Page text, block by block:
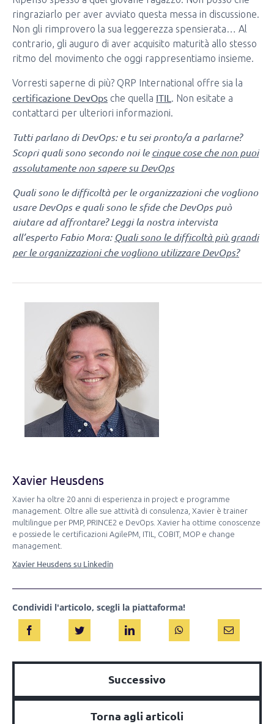
ringraziarlo per aver avviato questa messa in discussione.
Non gli rimprovero la sua leggerezza spensierata… Al
contrario, gli auguro di aver acquisito maturità allo stesso
ritmo del movimento che oggi rappresentiamo insieme.
Vorresti saperne di più? QRP International offre sia la
certificazione DevOps che quella ITIL . Non esitate a
contattarci per ulteriori informazioni.
Tutti parlano di DevOps: e tu sei pronto/a a parlarne?
Scopri quali sono secondo noi lecinque cose che non puoi
assolutamente non sapere su DevOps
Quali sono le difficoltà per le organizzazioni che vogliono
usare DevOps e quali sono le sfide che DevOps può
aiutare ad affrontare? Leggi la nostra intervista
all’esperto Fabio Mora: Quali sono le difficoltà più grandi
per le organizzazioni che vogliono utilizzare DevOps?
Xavier Heusdens
Xavier ha oltre 20 anni di esperienza in project e programme
management. Oltre alle sue attività di consulenza, Xavier è trainer
multilingue per PMP, PRINCE2 e DevOps. Xavier ha ottime conoscenze
e possiede le certificazioni AgilePM, ITIL, COBIT, MOP e change
management.
Xavier Heusdens su Linkedin
Condividi l'articolo, scegli la piattaforma!
Successivo
Torna agli articoli